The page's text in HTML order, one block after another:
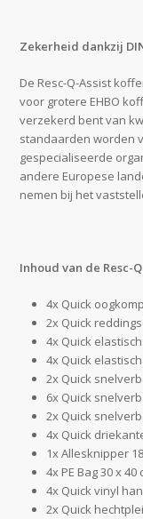
Zekerheid dankzij
De Resc-Q-Assist
voor grotere EHBO
verzekerd bent van
standaarden worden
gespecialiseerde
andere Europese
nemen bij het
Inhoud van de Resc-
4x Quick
2x Quick
4x Quick
4x Quick
2x Quick
6x Quick
2x Quick
4x Quick
1x Allesknipper
4x PE Bag 30 x 40
4x Quick vinyl
2x Quick